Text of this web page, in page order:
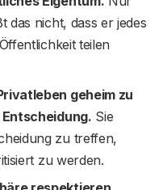
das nicht, dass er jedes
teilen
geheim zu
Sie
zu treffen,
zu werden.